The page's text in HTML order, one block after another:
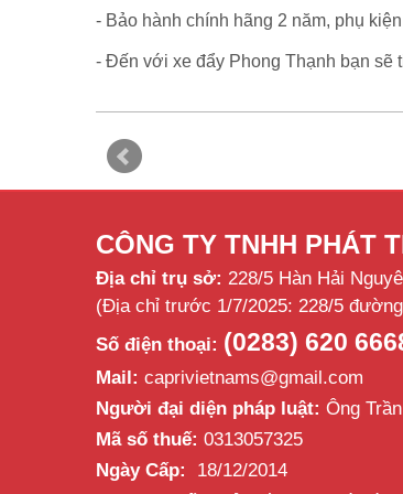
- Bảo hành chính hãng 2 năm, phụ
- Đến với xe đẩy Phong Thạnh bạn sẽ
CÔNG TY TNHH PHÁT
Địa chỉ trụ sở: 228/5 Hàn Hải
(Địa chỉ trước 1/7/2025: 228/5
Số điện thoại: (0283) 620
Mail: caprivietnams@gmail.com
Người đại diện pháp luật: Ông
Mã số thuế: 0313057325
Ngày Cấp: 18/12/2014